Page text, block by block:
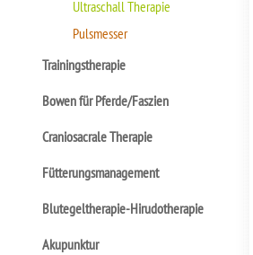
Ultraschall Therapie
Pulsmesser
Trainingstherapie
Bowen für Pferde/Faszien
Craniosacrale Therapie
Fütterungsmanagement
Blutegeltherapie-Hirudotherapie
Akupunktur